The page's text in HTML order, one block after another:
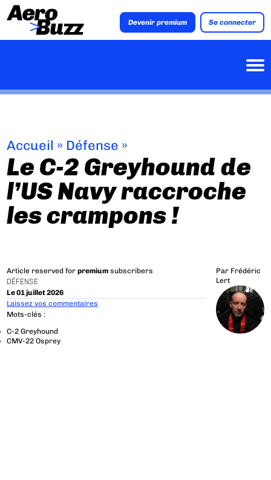
Devenir premium Se connecter
Accueil » Défense »
Le C-2 Greyhound de
l’US Navy raccroche
les crampons !
Article reserved forpremium subscribers
DÉFENSE
Le 01 juillet 2026
Par Frédéric
Lert
Laissez vos commentaires
Mots-clés :
C-2 Greyhound
CMV-22 Osprey